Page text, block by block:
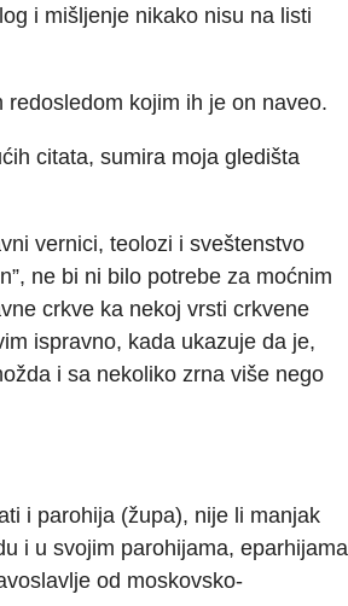
i mišljenje nikako nisu na listi
kojim ih je on naveo.
citata, sumira moja gledišta
vernici, teolozi i sveštenstvo
ne bi ni bilo potrebe za moćnim
crkve ka nekoj vrsti crkvene
ispravno, kada ukazuje da je,
i sa nekoliko zrna više nego
i parohija (župa), nije li manjak
i u svojim parohijama, eparhijama
od moskovsko-